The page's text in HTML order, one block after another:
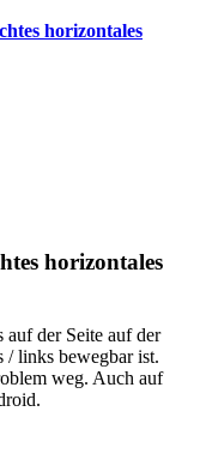
horizontales
horizontales
auf der Seite auf der
/ links bewegbar ist.
weg. Auch auf